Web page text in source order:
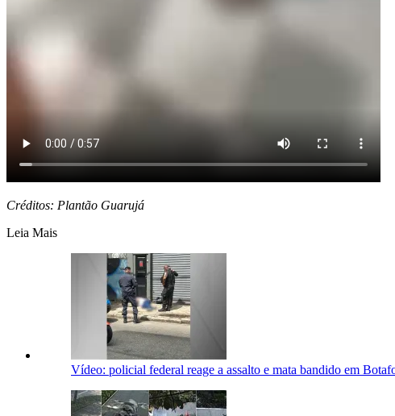
Créditos: Plantão Guarujá
Leia Mais
Vídeo: policial federal reage a assalto e mata bandido em